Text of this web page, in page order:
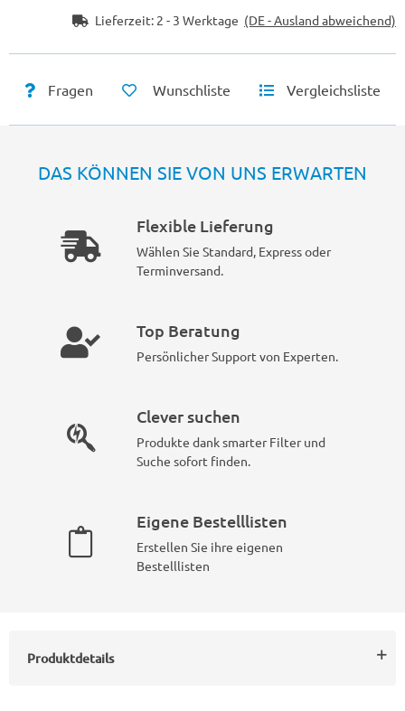
Lieferzeit: 2 - 3 Werktage (DE - Ausland abweichend)
Fragen Wunschliste Vergleichsliste
DAS KÖNNEN SIE VON UNS ERWARTEN
Flexible Lieferung
Wählen Sie Standard, Express oder
Terminversand.
Top Beratung
Persönlicher Support von Experten.
Clever suchen
Produkte dank smarter Filter und
Suche sofort finden.
Eigene Bestelllisten
Erstellen Sie ihre eigenen
Bestelllisten
Produktdetails